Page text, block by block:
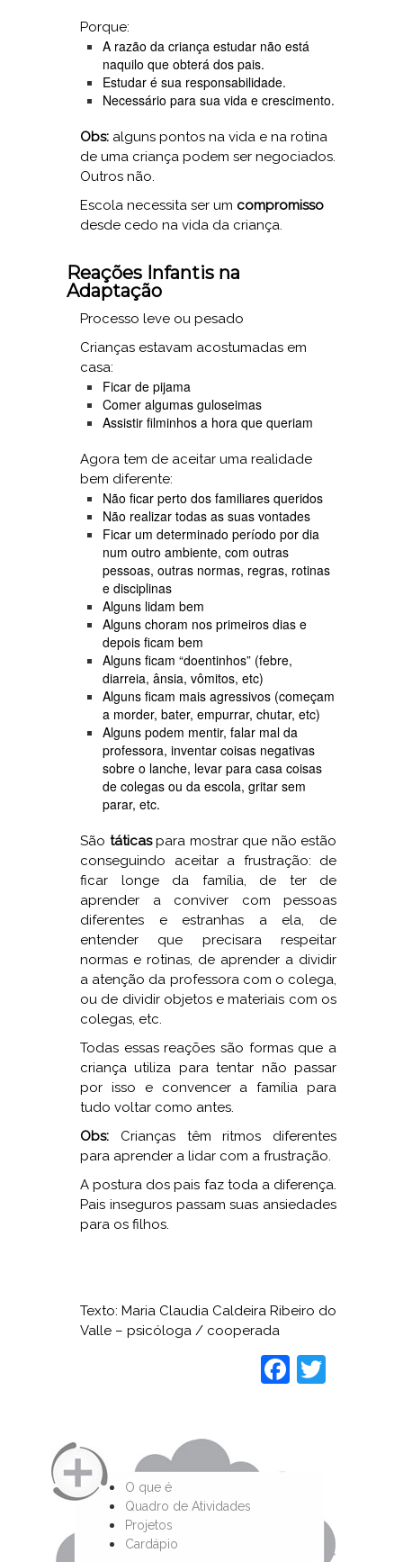
Porque:
A razão da criança estudar não está
naquilo que obterá dos pais.
Estudar é sua responsabilidade.
Necessário para sua vida e crescimento.
Obs: alguns pontos na vida e na rotina
de uma criança podem ser negociados.
Outros não.
Escola necessita ser um compromisso
desde cedo na vida da criança.
Reações Infantis na
Adaptação
Processo leve ou pesado
Crianças estavam acostumadas em
casa:
Ficar de pijama
Comer algumas guloseimas
Assistir filminhos a hora que queriam
Agora tem de aceitar uma realidade
bem diferente:
Não ficar perto dos familiares queridos
Não realizar todas as suas vontades
Ficar um determinado período por dia
num outro ambiente, com outras
pessoas, outras normas, regras, rotinas
e disciplinas
Alguns lidam bem
Alguns choram nos primeiros dias e
depois ficam bem
Alguns ficam “doentinhos” (febre,
diarreia, ânsia, vômitos, etc)
Alguns ficam mais agressivos (começam
a morder, bater, empurrar, chutar, etc)
Alguns podem mentir, falar mal da
professora, inventar coisas negativas
sobre o lanche, levar para casa coisas
de colegas ou da escola, gritar sem
parar, etc.
São táticaspara mostrar que não estão
conseguindo aceitar a frustração: de
ficar longe da família, de ter de
aprender a conviver com pessoas
diferentes e estranhas a ela, de
entender que precisara respeitar
normas e rotinas, de aprender a dividir
a atenção da professora com o colega,
ou de dividir objetos e materiais com os
colegas, etc.
Todas essas reações são formas que a
criança utiliza para tentar não passar
por isso e convencer a família para
tudo voltar como antes.
Obs: Crianças têm ritmos diferentes
para aprender a lidar com a frustração.
A postura dos pais faz toda a diferença.
Pais inseguros passam suas ansiedades
para os filhos.
Texto: Maria Claudia Caldeira Ribeiro do
Valle – psicóloga / cooperada
O que é
Quadro de Atividades
Projetos
Cardápio